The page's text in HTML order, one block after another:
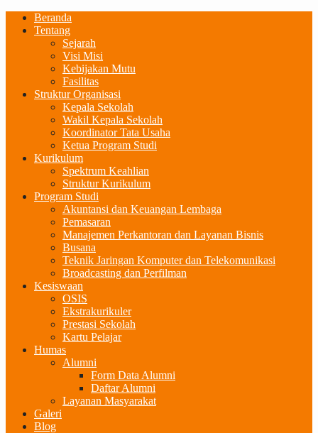
Beranda
Tentang
Sejarah
Visi Misi
Kebijakan Mutu
Fasilitas
Struktur Organisasi
Kepala Sekolah
Wakil Kepala Sekolah
Koordinator Tata Usaha
Ketua Program Studi
Kurikulum
Spektrum Keahlian
Struktur Kurikulum
Program Studi
Akuntansi dan Keuangan Lembaga
Pemasaran
Manajemen Perkantoran dan Layanan Bisnis
Busana
Teknik Jaringan Komputer dan Telekomunikasi
Broadcasting dan Perfilman
Kesiswaan
OSIS
Ekstrakurikuler
Prestasi Sekolah
Kartu Pelajar
Humas
Alumni
Form Data Alumni
Daftar Alumni
Layanan Masyarakat
Galeri
Blog